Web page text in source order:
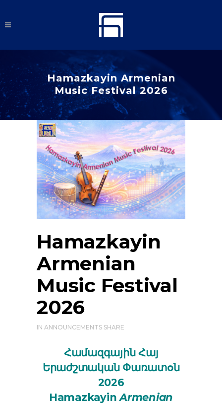
Hamazkayin Armenian
Music Festival 2026
Hamazkayin
Armenian
Music Festival
2026
IN ANNOUNCEMENTS SHARE
Համազգային Հայ
Երաժշտական Փառատօն
2026
HamazkayinArmenian